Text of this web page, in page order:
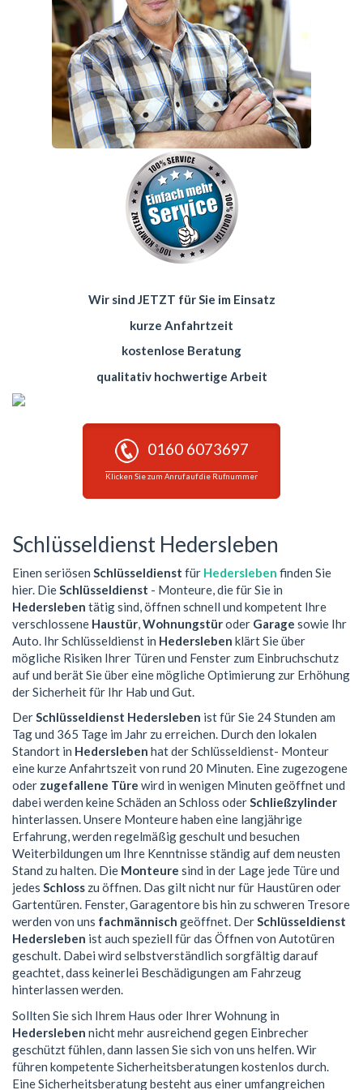
Wir sind JETZT für Sie im Einsatz
kurze Anfahrtzeit
kostenlose Beratung
qualitativ hochwertige Arbeit
0160 6073697
Klicken Sie zum Anruf auf die Rufnummer
Schlüsseldienst Hedersleben
Einen seriösen Schlüsseldienst für Hedersleben finden Sie
hier. DieSchlüsseldienst - Monteure, die für Sie in
Hedersleben tätig sind, öffnen schnell und kompetent Ihre
verschlossene Haustür,Wohnungstüroder Garage sowie Ihr
Auto. Ihr Schlüsseldienst in Hedersleben klärt Sie über
mögliche Risiken Ihrer Türen und Fenster zum Einbruchschutz
auf und berät Sie über eine mögliche Optimierung zur Erhöhung
der Sicherheit für Ihr Hab und Gut.
DerSchlüsseldienst Hedersleben ist für Sie 24 Stunden am
Tag und 365 Tage im Jahr zu erreichen. Durch den lokalen
Standort in Hedersleben hat der Schlüsseldienst- Monteur
eine kurze Anfahrtszeit von rund 20 Minuten. Eine zugezogene
oder zugefallene Türe wird in wenigen Minuten geöffnet und
dabei werden keine Schäden an Schloss oderSchließzylinder
hinterlassen. Unsere Monteure haben eine langjährige
Erfahrung, werden regelmäßig geschult und besuchen
Weiterbildungen um Ihre Kenntnisse ständig auf dem neusten
Stand zu halten. Die Monteure sind in der Lage jede Türe und
jedes Schloss zu öffnen. Das gilt nicht nur für Haustüren oder
Gartentüren. Fenster, Garagentore bis hin zu schweren Tresore
werden von uns fachmännisch geöffnet. DerSchlüsseldienst
Hedersleben ist auch speziell für das Öffnen von Autotüren
geschult. Dabei wird selbstverständlich sorgfältig darauf
geachtet, dass keinerlei Beschädigungen am Fahrzeug
hinterlassen werden.
Sollten Sie sich Ihrem Haus oder Ihrer Wohnung in
Hedersleben nicht mehr ausreichend gegen Einbrecher
geschützt fühlen, dann lassen Sie sich von uns helfen. Wir
führen kompetente Sicherheitsberatungen kostenlos durch.
Eine Sicherheitsberatung besteht aus einer umfangreichen